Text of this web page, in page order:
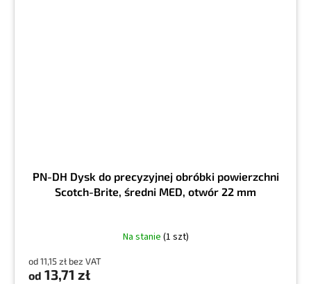
PN-DH Dysk do precyzyjnej obróbki powierzchni
Scotch-Brite, średni MED, otwór 22 mm
Na stanie (1 szt)
od 11,15 zł bez VAT
od 13,71 zł